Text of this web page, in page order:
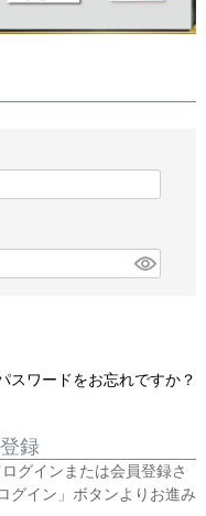
スワードをお忘れですか？
録
グインまたは会員登録さ
グイン」ボタンよりお進み